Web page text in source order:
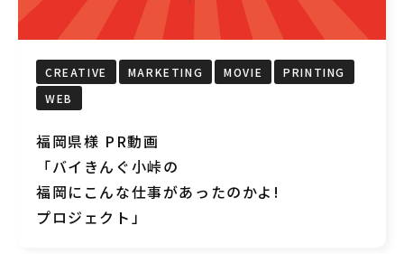
CREATIVE MARKETING MOVIE
PRINTING
WEB
福岡県様 PR動画
「バイきんぐ小峠の
福岡にこんな仕事があったのかよ!
プロジェクト」